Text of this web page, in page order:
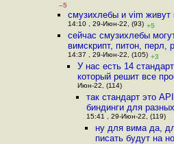
–5
смузихлебы и vim живут
14:10 , 29-Июн-22, (93) +5
сейчас смузихлебы
вимскрипт, питон, перл,
14:37 , 29-Июн-22, (105) +3
У нас есть 14
который решит все
Июн-22, (114)
так стандарт это
биндинги для
15:41 , 29-Июн-22, (119)
ну для вима да,
писать будут на